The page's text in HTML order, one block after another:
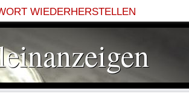
WIEDERHERSTELLEN